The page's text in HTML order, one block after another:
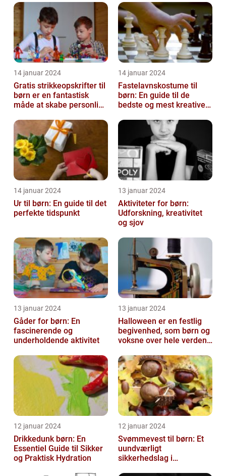
14 januar 2024
Gratis strikkeopskrifter til
børn er en fantastisk
måde at skabe personlige
beklædningsgen...
14 januar 2024
Fastelavnskostume til
børn: En guide til de
bedste og mest kreative
14 januar 2024
Ur til børn: En guide til det
perfekte tidspunkt
13 januar 2024
Aktiviteter for børn:
Udforskning, kreativitet
og sjov
13 januar 2024
Gåder for børn: En
fascinerende og
underholdende aktivitet
13 januar 2024
Halloween er en festlig
begivenhed, som børn og
voksne over hele verden
12 januar 2024
Drikkedunk børn: En
Essentiel Guide til Sikker
og Praktisk Hydration
12 januar 2024
Svømmevest til børn: Et
uundværligt
sikkerhedslag i